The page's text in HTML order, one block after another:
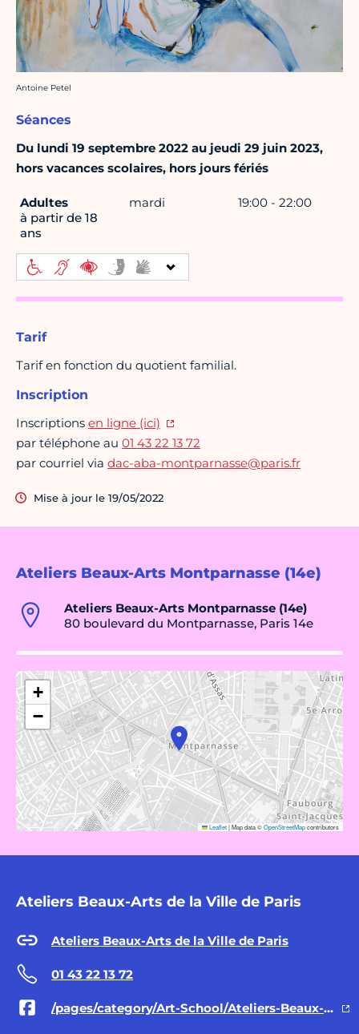
Ateliers Beaux-Arts Montparnasse (14e)
Ateliers Beaux-Arts Montparnasse (14e)
80 boulevard du Montparnasse, Paris 14e
+
−
Leaflet|Map data ©OpenStreetMapcontributors
Ateliers Beaux-Arts de la Ville de Paris
Ateliers Beaux-Arts de la Ville de Paris
01 43 22 13 72
/pages/category/Art-School/Ateliers-Beaux-Arts-de-la-Ville-de-Paris-801164436616800/
Crédit photo :
Antoine Petel
Séances
Du lundi 19 septembre 2022 au jeudi 29 juin 2023,
hors vacances scolaires, hors jours fériés
Adultes
à partir de 18
ans
mardi 19:00 - 22:00
Tarif
Tarif en fonction du quotient familial.
Inscription
Inscriptions en ligne (ici)
par téléphone au 01 43 22 13 72
par courriel via dac-aba-montparnasse@paris.fr
Mise à jour le 19/05/2022